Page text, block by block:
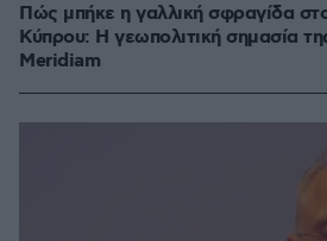
Πώς μπήκε η γαλλική σφραγίδα
Κύπρου: Η γεωπολιτική σημασία
Meridiam